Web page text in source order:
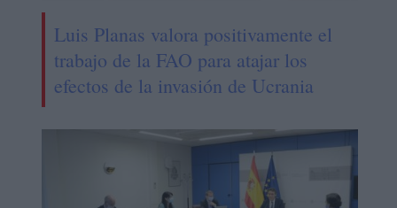
Luis Planas valora positivamente el
trabajo de la FAO para atajar los
efectos de la invasión de Ucrania